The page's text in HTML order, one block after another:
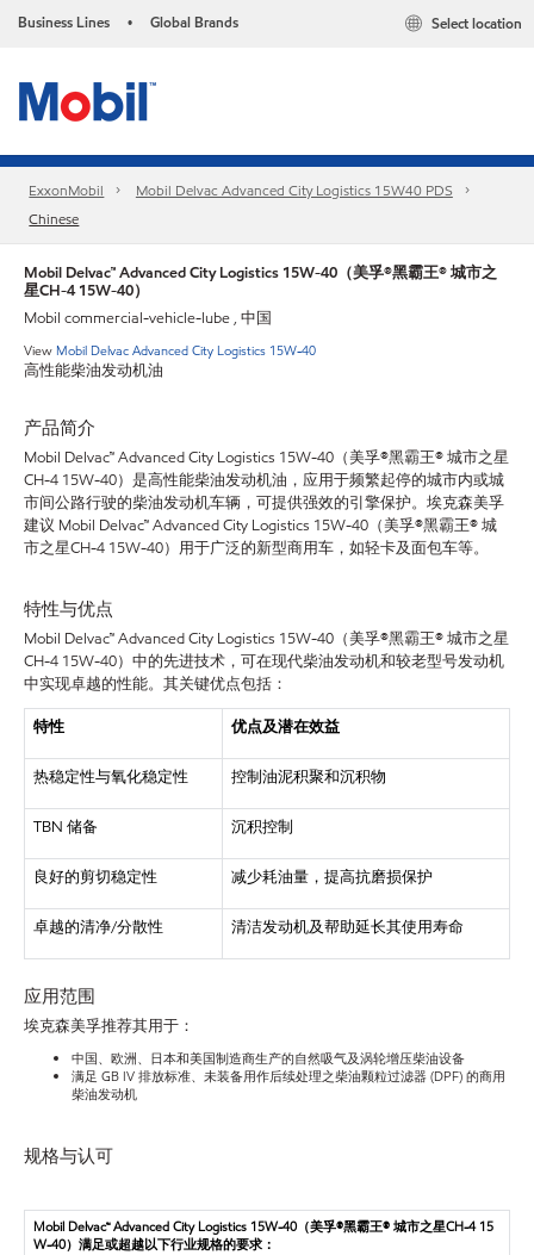
Business Lines • Global Brands Select location
ExxonMobil
Mobil Delvac Advanced City Logistics 15W40 PDS
Chinese
Mobil Delvac™ Advanced City Logistics 15W-40（美孚®黑霸王® 城市之
星CH-4 15W-40）
Mobil commercial-vehicle-lube , 中国
View Mobil Delvac Advanced City Logistics 15W-40
高性能柴油发动机油
产品简介
Mobil Delvac™ Advanced City Logistics 15W-40（美孚®黑霸王® 城市之星
CH-4 15W-40）是高性能柴油发动机油，应用于频繁起停的城市内或城
市间公路行驶的柴油发动机车辆，可提供强效的引擎保护。埃克森美孚
建议 Mobil Delvac™ Advanced City Logistics 15W-40（美孚®黑霸王® 城
市之星CH-4 15W-40）用于广泛的新型商用车，如轻卡及面包车等。
特性与优点
Mobil Delvac™ Advanced City Logistics 15W-40（美孚®黑霸王® 城市之星
CH-4 15W-40）中的先进技术，可在现代柴油发动机和较老型号发动机
中实现卓越的性能。其关键优点包括：
特性
优点及潜在效益
热稳定性与氧化稳定性 控制油泥积聚和沉积物
TBN 储备 沉积控制
良好的剪切稳定性 减少耗油量，提高抗磨损保护
卓越的清净/分散性 清洁发动机及帮助延长其使用寿命
应用范围
埃克森美孚推荐其用于：
中国、欧洲、日本和美国制造商生产的自然吸气及涡轮增压柴油设备
满足 GB IV 排放标准、未装备用作后续处理之柴油颗粒过滤器 (DPF) 的商用
柴油发动机
规格与认可
Mobil Delvac™ Advanced City Logistics 15W-40（美孚®黑霸王® 城市之星CH-4 15
W-40）满足或超越以下行业规格的要求：